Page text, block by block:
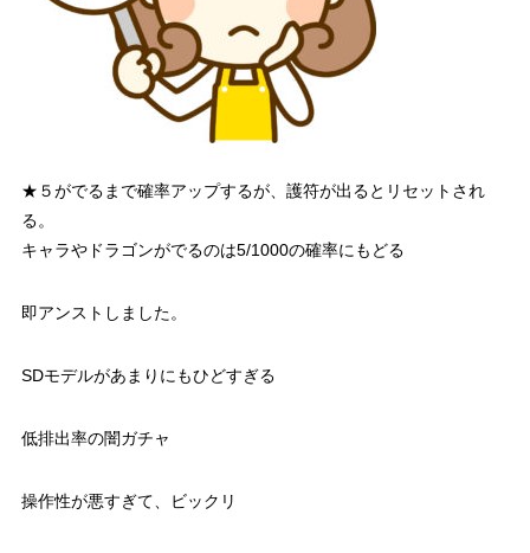
★５がでるまで確率アップするが、護符が出るとリセットされ
る。
キャラやドラゴンがでるのは5/1000の確率にもどる
即アンストしました。
SDモデルがあまりにもひどすぎる
低排出率の闇ガチャ
操作性が悪すぎて、ビックリ